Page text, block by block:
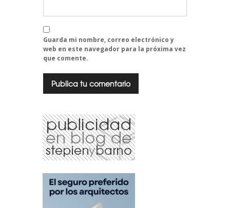
Guarda mi nombre, correo electrónico y
web en este navegador para la próxima vez
que comente.